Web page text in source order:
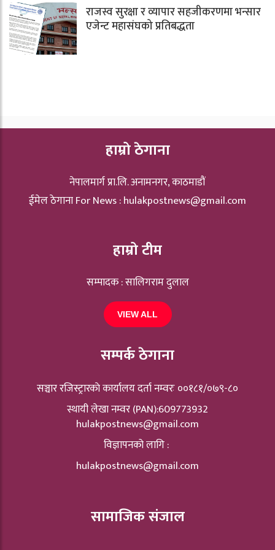
राजस्व सुरक्षा र व्यापार सहजीकरणमा भन्सार
एजेन्ट महासंघको प्रतिबद्धता
हाम्रो ठेगाना
नेपालमार्ग प्रा.लि. अनामनगर, काठमाडौं
ईमेल ठेगाना For News :hulakpostnews@gmail.com
हाम्रो टीम
सम्पादक : सालिगराम दुलाल
VIEW ALL
सम्पर्क ठेगाना
सञ्चार रजिस्ट्रारकाे कार्यालय दर्ता नम्वरः ००१८१/०७९-८०
स्थायी लेखा नम्वर (PAN):609773932
hulakpostnews@gmail.com
विज्ञापनको लागि :
hulakpostnews@gmail.com
सामाजिक संजाल